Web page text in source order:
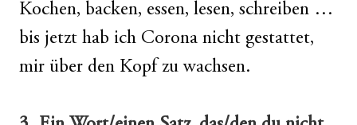
Kochen, backen, essen, lesen, schreiben …
bis jetzt hab ich Corona nicht gestattet,
mir über den Kopf zu wachsen.